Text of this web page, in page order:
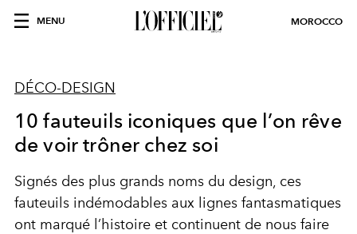
MENU MOROCCO
DÉCO-DESIGN
10 fauteuils iconiques que l’on rêve
de voir trôner chez soi
Signés des plus grands noms du design, ces
fauteuils indémodables aux lignes fantasmatiques
ont marqué l’histoire et continuent de nous faire